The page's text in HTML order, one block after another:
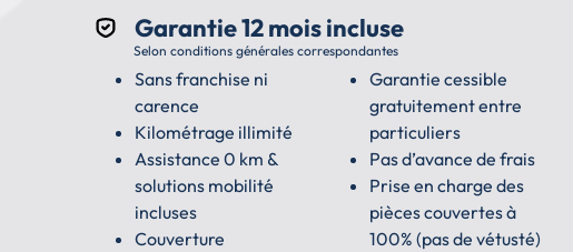
Garantie 12 mois incluse
Selon conditions générales correspondantes
Sans franchise ni
carence
Kilométrage illimité
Assistance 0 km &
solutions mobilité
incluses
Couverture
Garantie cessible
gratuitement entre
particuliers
Pas d’avance de frais
Prise en charge des
pièces couvertes à
100% (pas de vétusté)